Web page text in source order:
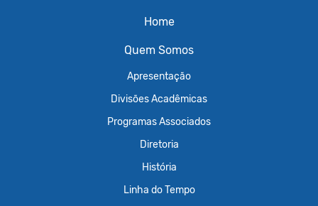
Home
Quem Somos
Apresentação
Divisões Acadêmicas
Programas Associados
Diretoria
História
Linha do Tempo